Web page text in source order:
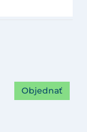
Objednať